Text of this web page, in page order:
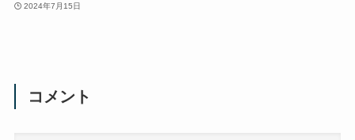
2024年7月15日
コメント